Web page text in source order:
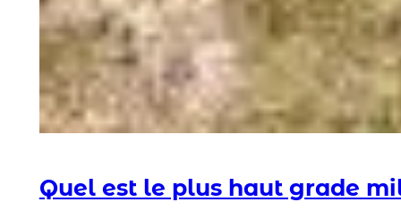
Quel est le plus haut grade